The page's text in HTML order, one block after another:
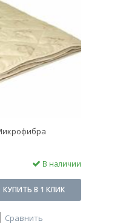
В наличии
КУПИТЬ В 1 КЛИК
Сравнить